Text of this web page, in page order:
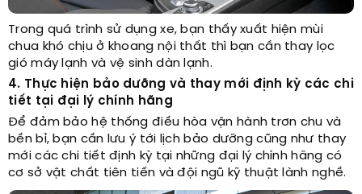
Trong quá trình sử dụng xe, bạn thấy xuất hiện mùi
chua khó chịu ở khoang nội thất thì bạn cần thay lọc
gió máy lạnh và vệ sinh dàn lạnh.
4. Thực hiện bảo dưỡng và thay mới định kỳ các chi
tiết tại đại lý chính hãng
Để đảm bảo hệ thống điều hòa vận hành trơn chu và
bền bỉ, bạn cần lưu ý tới lịch bảo dưỡng cũng như thay
mới các chi tiết định kỳ tại những đại lý chính hãng có
cơ sở vật chất tiên tiến và đội ngũ kỹ thuật lành nghề.